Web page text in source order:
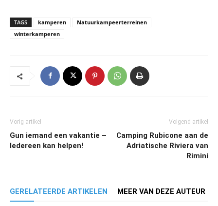
TAGS kamperen
Natuurkampeerterreinen
winterkamperen
Vorig artikel
Gun iemand een vakantie –
Iedereen kan helpen!
Volgend artikel
Camping Rubicone aan de
Adriatische Riviera van
Rimini
GERELATEERDE ARTIKELEN MEER VAN DEZE AUTEUR